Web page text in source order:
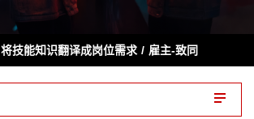
将技能知识翻译成岗位需求 雇主-致同